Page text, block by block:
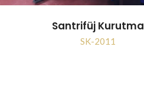
Santrifüj Kurutma
SK-2011